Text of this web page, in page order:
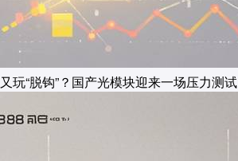
又玩“脱钩”？国产光模块迎来一场压力测试